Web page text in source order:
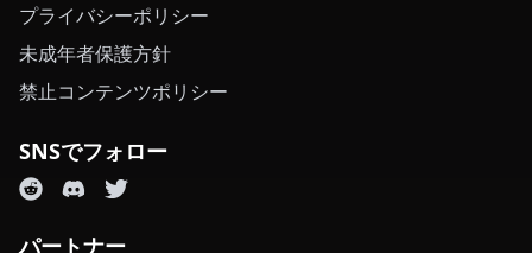
プライバシーポリシー
未成年者保護方針
禁止コンテンツポリシー
SNSでフォロー
パートナー